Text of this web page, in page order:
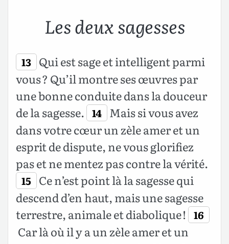
Les deux sagesses
13 Qui est sage et intelligent parmi
vous ? Qu’il montre ses œuvres par
une bonne conduite dans la douceur
de la sagesse. 14 Mais si vous avez
dans votre cœur un zèle amer et un
esprit de dispute, ne vous glorifiez
pas et ne mentez pas contre la vérité.
15 Ce n’est point là la sagesse qui
descend d’en haut, mais une sagesse
terrestre, animale et diabolique ! 16
Car là où il y a un zèle amer et un